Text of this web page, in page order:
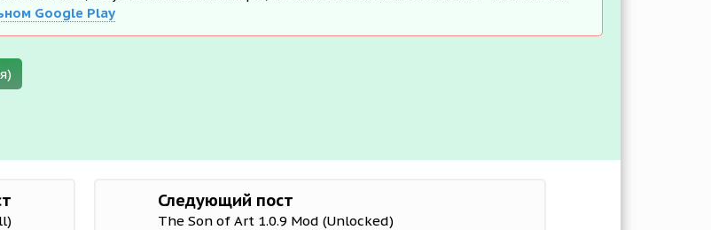
Google Play
Следующий пост
The Son of Art 1.0.9 Mod (Unlocked)